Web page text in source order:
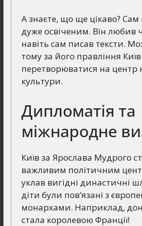
А знаєте, що ще цікаво? Сам
дуже освіченим. Він любив
навіть сам писав тексти.
тому за його правління
перетворюватися на центр
культури.
Дипломатія та
міжнародне
Київ за Ярослава Мудрого
важливим політичним
уклав вигідні династичні
діти були пов’язані з
монархами. Наприклад,
стала королевою Франції!